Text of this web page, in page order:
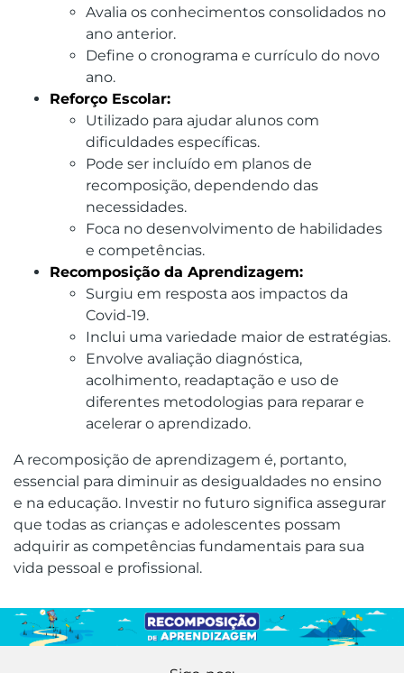
Avalia os conhecimentos consolidados no
ano anterior.
Define o cronograma e currículo do novo
ano.
Reforço Escolar:
Utilizado para ajudar alunos com
dificuldades específicas.
Pode ser incluído em planos de
recomposição, dependendo das
necessidades.
Foca no desenvolvimento de habilidades
e competências.
Recomposição da Aprendizagem:
Surgiu em resposta aos impactos da
Covid-19.
Inclui uma variedade maior de estratégias.
Envolve avaliação diagnóstica,
acolhimento, readaptação e uso de
diferentes metodologias para reparar e
acelerar o aprendizado.
A recomposição de aprendizagem é, portanto,
essencial para diminuir as desigualdades no ensino
e na educação. Investir no futuro significa assegurar
que todas as crianças e adolescentes possam
adquirir as competências fundamentais para sua
vida pessoal e profissional.